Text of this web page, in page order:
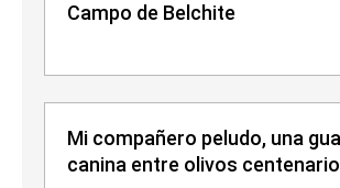
Campo de Belchite
Mi compañero peludo, una
canina entre olivos